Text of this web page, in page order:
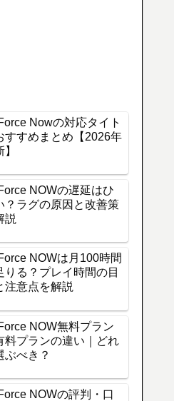
Nowの対応タイト
すすめまとめ【2026年
NOWの遅延はひ
？ラグの原因と改善策
説
NOWは月100時間
りる？プレイ時間の目
注意点を解説
NOW無料プラン
料プランの違い｜どれ
ぶべき？
NOWの評判・口